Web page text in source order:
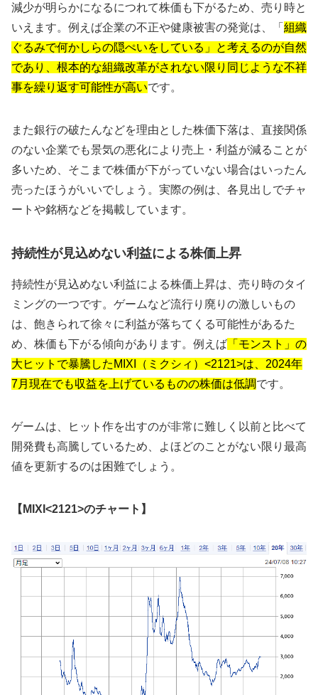
減少が明らかになるにつれて株価も下がるため、売り時と
いえます。例えば企業の不正や健康被害の発覚は、「 組織
ぐるみで何かしらの隠ぺいをしている」と考えるのが自然
であり、根本的な組織改革がされない限り同じような不祥
事を繰り返す可能性が高いです。
また銀行の破たんなどを理由とした株価下落は、直接関係
のない企業でも景気の悪化により売上・利益が減ることが
多いため、そこまで株価が下がっていない場合はいったん
売ったほうがいいでしょう。実際の例は、各見出しでチャ
ートや銘柄などを掲載しています。
持続性が見込めない利益による株価上昇
持続性が見込めない利益による株価上昇は、売り時のタイ
ミングの一つです。ゲームなど流行り廃りの激しいもの
は、飽きられて徐々に利益が落ちてくる可能性があるた
め、株価も下がる傾向があります。例えば 「モンスト」の
大ヒットで暴騰したMIXI（ミクシィ）<2121>は、2024年
7月現在でも収益を上げているものの株価は低調です。
ゲームは、ヒット作を出すのが非常に難しく以前と比べて
開発費も高騰しているため、よほどのことがない限り最高
値を更新するのは困難でしょう。
【MIXI<2121>のチャート】